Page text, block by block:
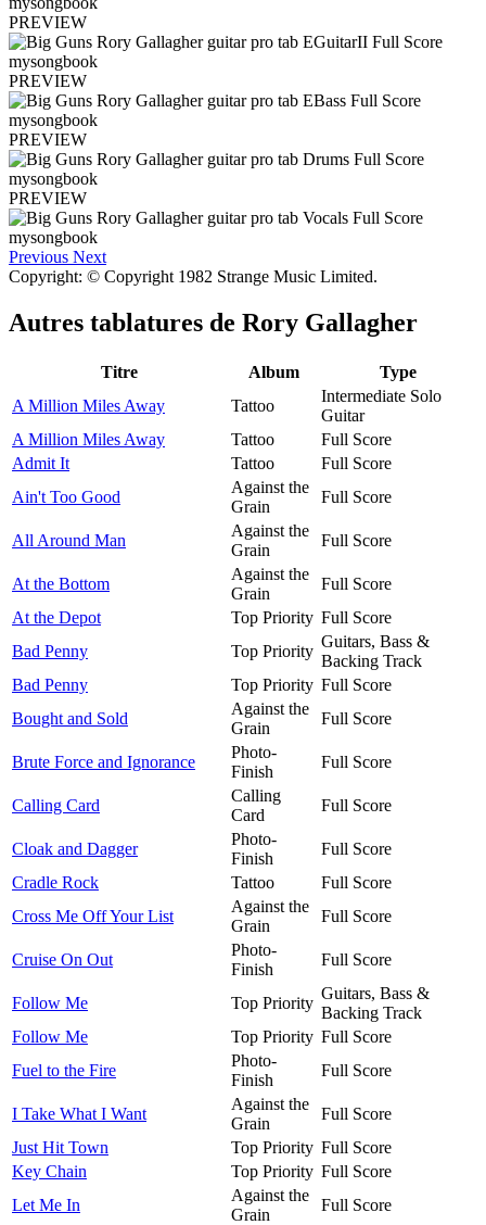
PREVIEW
PREVIEW
PREVIEW
PREVIEW
Previous Next
Copyright: © Copyright 1982 Strange Music Limited.
Autres tablatures de Rory Gallagher
Titre Album
Type
A Million Miles Away
Tattoo
Intermediate Solo
Guitar
A Million Miles Away
Tattoo
Full Score
Admit It
Tattoo
Full Score
Ain't Too Good
Against the
Grain
Full Score
All Around Man
Against the
Grain
Full Score
At the Bottom
Against the
Grain
Full Score
At the Depot
Top Priority Full Score
Bad Penny
Top Priority
Guitars, Bass &
Backing Track
Bad Penny
Top Priority Full Score
Bought and Sold
Against the
Grain
Full Score
Brute Force and Ignorance
Photo-
Finish
Full Score
Calling Card
Calling
Card
Full Score
Cloak and Dagger
Photo-
Finish
Full Score
Cradle Rock
Tattoo
Full Score
Cross Me Off Your List
Against the
Grain
Full Score
Cruise On Out
Photo-
Finish
Full Score
Follow Me Top Priority
Guitars, Bass &
Backing Track
Follow Me
Top Priority Full Score
Fuel to the Fire
Photo-
Finish
Full Score
I Take What I Want
Against the
Grain
Full Score
Just Hit Town
Top Priority Full Score
Key Chain
Top Priority Full Score
Let Me In
Against the
Grain
Full Score